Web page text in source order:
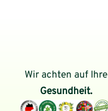
Wir achten auf Ihre
Gesundheit.